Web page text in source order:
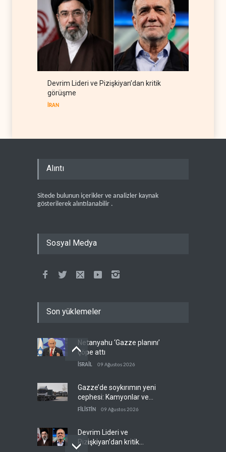
Devrim Lideri ve Pizişkiyan’dan kritik
görüşme
İRAN
Alıntı
Sitede bulunun içerikler ve analizler kaynak
gösterilerek alıntılanabilir .
Sosyal Medya
Son yüklemeler
Netanyahu ‘Gazze planını’
çöpe attı
İSRAİL 09 Ağustos 2026
Gazze’de soykırımın yeni
cephesi: Kamyonlar ve
sürücüler de hedefte
FİLİSTİN 09 Ağustos 2026
Devrim Lideri ve
Pizişkiyan’dan kritik